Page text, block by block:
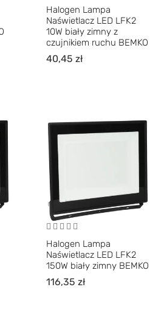
Halogen Lampa
Naświetlacz LED LFK2
10W biały zimny z
czujnikiem ruchu BEMKO
40,45 zł
Halogen Lampa
Naświetlacz LED LFK2
150W biały zimny BEMKO
116,35 zł